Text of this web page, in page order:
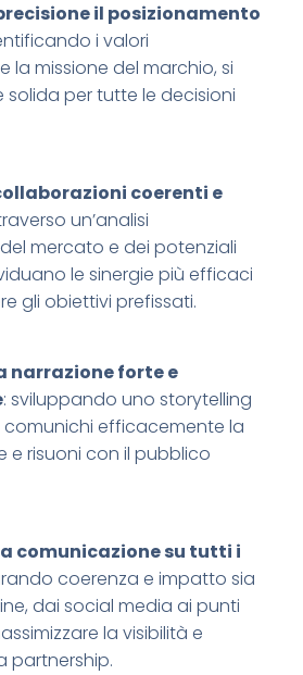
il posizionamento
i valori
la missione del marchio, si
solida per tutte le decisioni
coerenti e
un’analisi
mercato e dei potenziali
le sinergie più efficaci
gli obiettivi prefissati.​
narrazione forte e
: sviluppando uno storytelling
efficacemente la
e risuoni con il pubblico
comunicazione su tutti i
coerenza e impatto sia
dai social media ai punti
la visibilità e
partnership.​